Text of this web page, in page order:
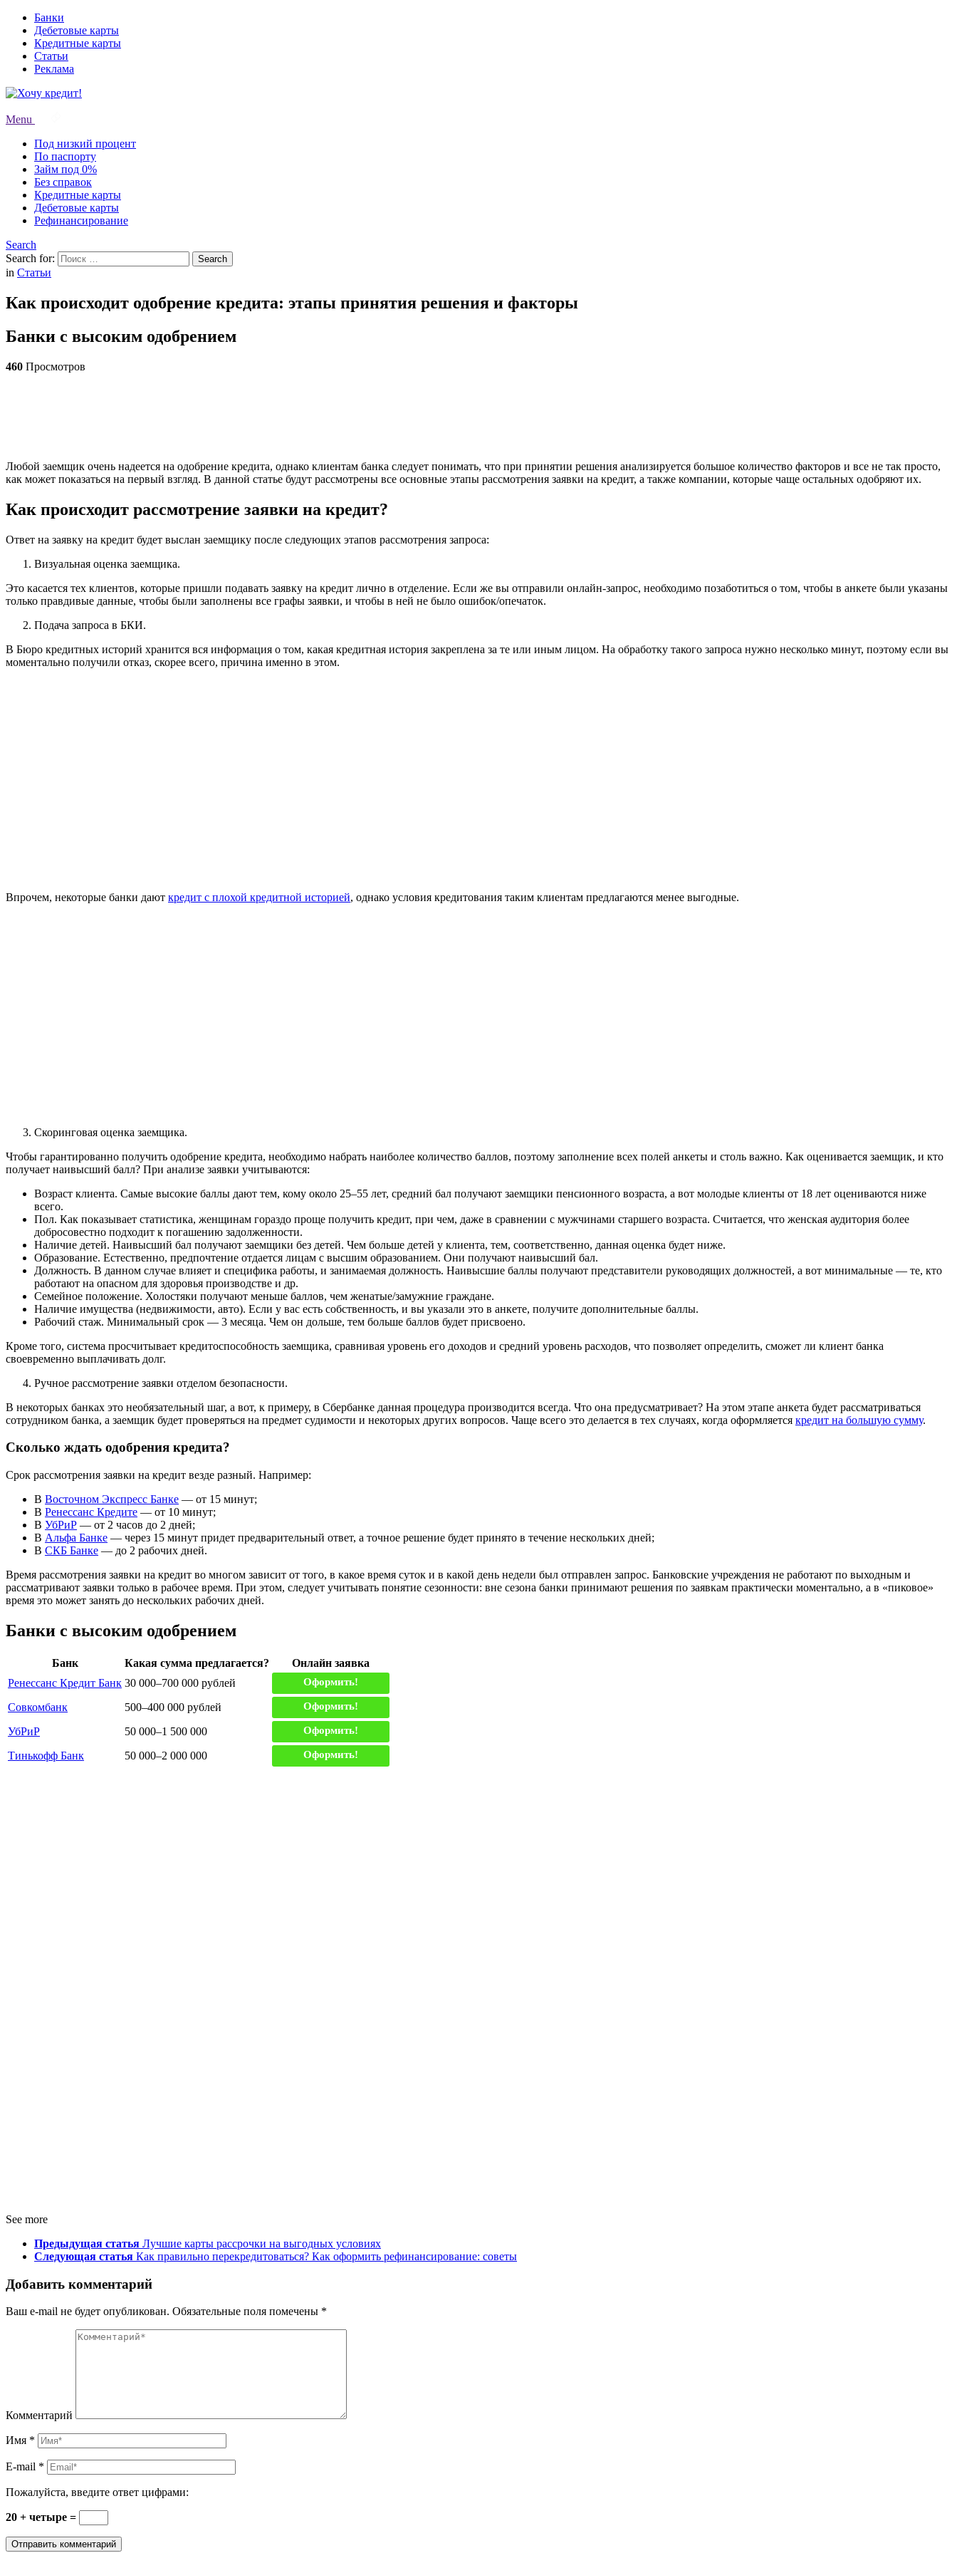
Банки
Дебетовые карты
Кредитные карты
Статьи
Реклама
Menu
Под низкий процент
По паспорту
Займ под 0%
Без справок
Кредитные карты
Дебетовые карты
Рефинансирование
Search
Search for:
Search
in Статьи
Как происходит одобрение кредита: этапы принятия решения и факторы
Банки с высоким одобрением
460 Просмотров
Любой заемщик очень надеется на одобрение кредита, однако клиентам банка следует понимать, что при принятии решения анализируется большое количество факторов и все не так просто,
как может показаться на первый взгляд. В данной статье будут рассмотрены все основные этапы рассмотрения заявки на кредит, а также компании, которые чаще остальных одобряют их.
Как происходит рассмотрение заявки на кредит?
Ответ на заявку на кредит будет выслан заемщику после следующих этапов рассмотрения запроса:
Визуальная оценка заемщика.
Это касается тех клиентов, которые пришли подавать заявку на кредит лично в отделение. Если же вы отправили онлайн-запрос, необходимо позаботиться о том, чтобы в анкете были указаны
только правдивые данные, чтобы были заполнены все графы заявки, и чтобы в ней не было ошибок/опечаток.
Подача запроса в БКИ.
В Бюро кредитных историй хранится вся информация о том, какая кредитная история закреплена за те или иным лицом. На обработку такого запроса нужно несколько минут, поэтому если вы
моментально получили отказ, скорее всего, причина именно в этом.
Впрочем, некоторые банки дают кредит с плохой кредитной историей, однако условия кредитования таким клиентам предлагаются менее выгодные.
Скоринговая оценка заемщика.
Чтобы гарантированно получить одобрение кредита, необходимо набрать наиболее количество баллов, поэтому заполнение всех полей анкеты и столь важно. Как оценивается заемщик, и кто
получает наивысший балл? При анализе заявки учитываются:
Возраст клиента. Самые высокие баллы дают тем, кому около 25–55 лет, средний бал получают заемщики пенсионного возраста, а вот молодые клиенты от 18 лет оцениваются ниже
всего.
Пол. Как показывает статистика, женщинам гораздо проще получить кредит, при чем, даже в сравнении с мужчинами старшего возраста. Считается, что женская аудитория более
добросовестно подходит к погашению задолженности.
Наличие детей. Наивысший бал получают заемщики без детей. Чем больше детей у клиента, тем, соответственно, данная оценка будет ниже.
Образование. Естественно, предпочтение отдается лицам с высшим образованием. Они получают наивысший бал.
Должность. В данном случае влияет и специфика работы, и занимаемая должность. Наивысшие баллы получают представители руководящих должностей, а вот минимальные — те, кто
работают на опасном для здоровья производстве и др.
Семейное положение. Холостяки получают меньше баллов, чем женатые/замужние граждане.
Наличие имущества (недвижимости, авто). Если у вас есть собственность, и вы указали это в анкете, получите дополнительные баллы.
Рабочий стаж. Минимальный срок — 3 месяца. Чем он дольше, тем больше баллов будет присвоено.
Кроме того, система просчитывает кредитоспособность заемщика, сравнивая уровень его доходов и средний уровень расходов, что позволяет определить, сможет ли клиент банка
своевременно выплачивать долг.
Ручное рассмотрение заявки отделом безопасности.
В некоторых банках это необязательный шаг, а вот, к примеру, в Сбербанке данная процедура производится всегда. Что она предусматривает? На этом этапе анкета будет рассматриваться
сотрудником банка, а заемщик будет проверяться на предмет судимости и некоторых других вопросов. Чаще всего это делается в тех случаях, когда оформляется кредит на большую сумму.
Сколько ждать одобрения кредита?
Срок рассмотрения заявки на кредит везде разный. Например:
В Восточном Экспресс Банке — от 15 минут;
В Ренессанс Кредите — от 10 минут;
В УбРиР — от 2 часов до 2 дней;
В Альфа Банке — через 15 минут придет предварительный ответ, а точное решение будет принято в течение нескольких дней;
В СКБ Банке — до 2 рабочих дней.
Время рассмотрения заявки на кредит во многом зависит от того, в какое время суток и в какой день недели был отправлен запрос. Банковские учреждения не работают по выходным и
рассматривают заявки только в рабочее время. При этом, следует учитывать понятие сезонности: вне сезона банки принимают решения по заявкам практически моментально, а в «пиковое»
время это может занять до нескольких рабочих дней.
Банки с высоким одобрением
Банк Какая сумма предлагается?
Онлайн заявка
Ренессанс Кредит Банк 30 000–700 000 рублей Оформить!
Совкомбанк 500–400 000 рублей Оформить!
УбРиР 50 000–1 500 000 Оформить!
Тинькофф Банк 50 000–2 000 000 Оформить!
See more
Предыдущая статья Лучшие карты рассрочки на выгодных условиях
Следующая статья Как правильно перекредитоваться? Как оформить рефинансирование: советы
Добавить комментарий
Ваш e-mail не будет опубликован. Обязательные поля помечены *
Комментарий
Имя *
E-mail *
Пожалуйста, введите ответ цифрами:
20 + четыре =